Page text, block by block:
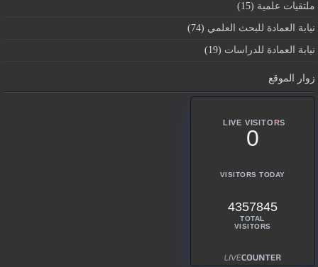
ملتقيات علمية (15)
نيابة العمادة للبحث العلمي (74)
نيابة العمادة للدراسات (19)
زوار الموقع
LIVE VISITORS
0
VISITORS TODAY
4357845
TOTAL
VISITORS